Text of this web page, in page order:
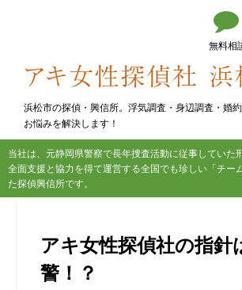
無料相
浜松市の探偵・興信所。浮気調査・身辺調査・婚
お悩みを解決します！
当社は、元静岡県警察で長年捜査活動に従事していた
全面支援と協力を得て運営する全国でも珍しい「チー
た探偵興信所です。
アキ女性探偵社の指針
警！？